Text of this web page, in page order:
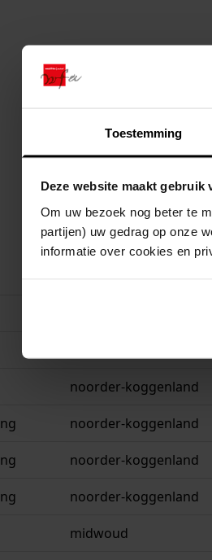
Toestemming
Deze website maakt gebruik
Om uw bezoek nog beter te
partijen) uw gedrag op onze
informatie over cookies en
noorder-koggenland
noorder-koggenland
noorder-koggenland
noorder-koggenland
midwoud